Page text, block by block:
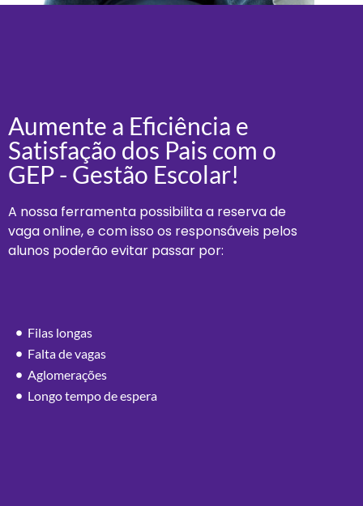
Aumente a Eficiência e
Satisfação dos Pais com o
GEP - Gestão Escolar!
A nossa ferramenta possibilita a reserva de
vaga online, e com isso os responsáveis pelos
alunos poderão evitar passar por:
Filas longas
Falta de vagas
Aglomerações
Longo tempo de espera